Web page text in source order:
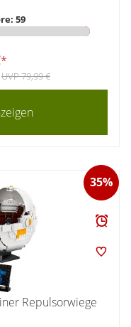
59
*
UVP 79,99 €
35%
Repulsorwiege